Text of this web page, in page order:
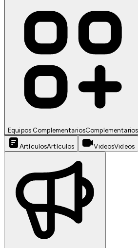
Equipos ComplementariosComplementarios
ArtículosArtículos VideosVideos